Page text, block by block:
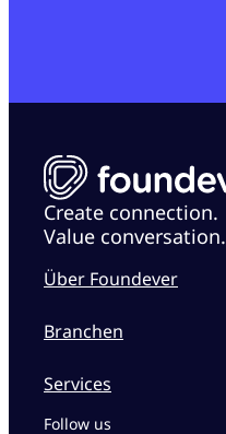
Create connection.
Value conversation.
Über Foundever
Branchen
Services
Follow us